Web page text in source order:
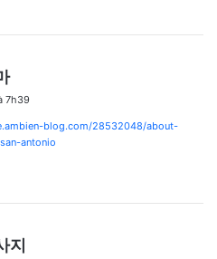
t
:
7h39
blog.com/28532048/about-
antonio
지